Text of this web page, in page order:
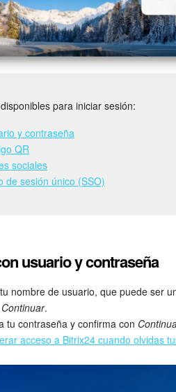
para iniciar sesión:
y contraseña
QR
sociales
de sesión único (SSO)
usuario y contraseña
nombre de usuario, que puede ser
Continuar.
tu contraseña y confirma con
acceso a Bitrix24 cuando olvidas